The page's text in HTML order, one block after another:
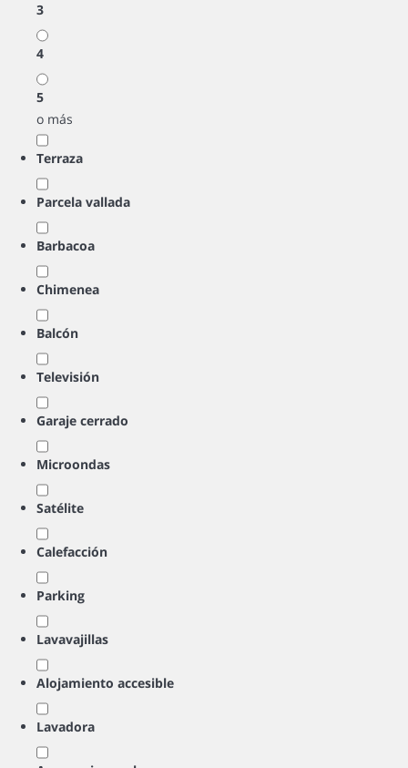
3
4
5
o más
Terraza
Parcela vallada
Barbacoa
Chimenea
Balcón
Televisión
Garaje cerrado
Microondas
Satélite
Calefacción
Parking
Lavavajillas
Alojamiento accesible
Lavadora